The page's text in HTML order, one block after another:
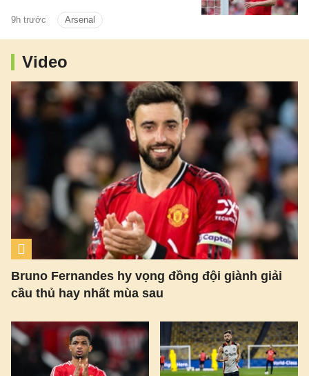
9h trước Arsenal
Video
Bruno Fernandes hy vọng đồng đội giành giải
cầu thủ hay nhất mùa sau